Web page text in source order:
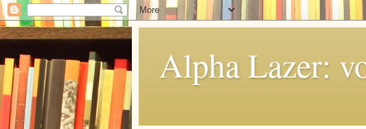
Alpha Lazer: